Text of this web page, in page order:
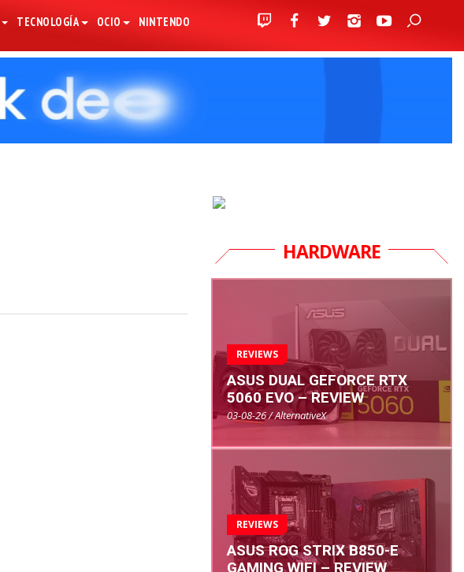
TECNOLOGÍA OCIO NINTENDO
HARDWARE
REVIEWS
ASUS DUAL GEFORCE RTX
5060 EVO – REVIEW
03-08-26 / AlternativeX
REVIEWS
ASUS ROG STRIX B850-E
GAMING WIFI – REVIEW